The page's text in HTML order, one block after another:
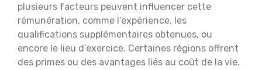
plusieurs facteurs peuvent influencer cette
rémunération, comme l’expérience, les
qualifications supplémentaires obtenues, ou
encore le lieu d’exercice. Certaines régions offrent
des primes ou des avantages liés au coût de la vie.